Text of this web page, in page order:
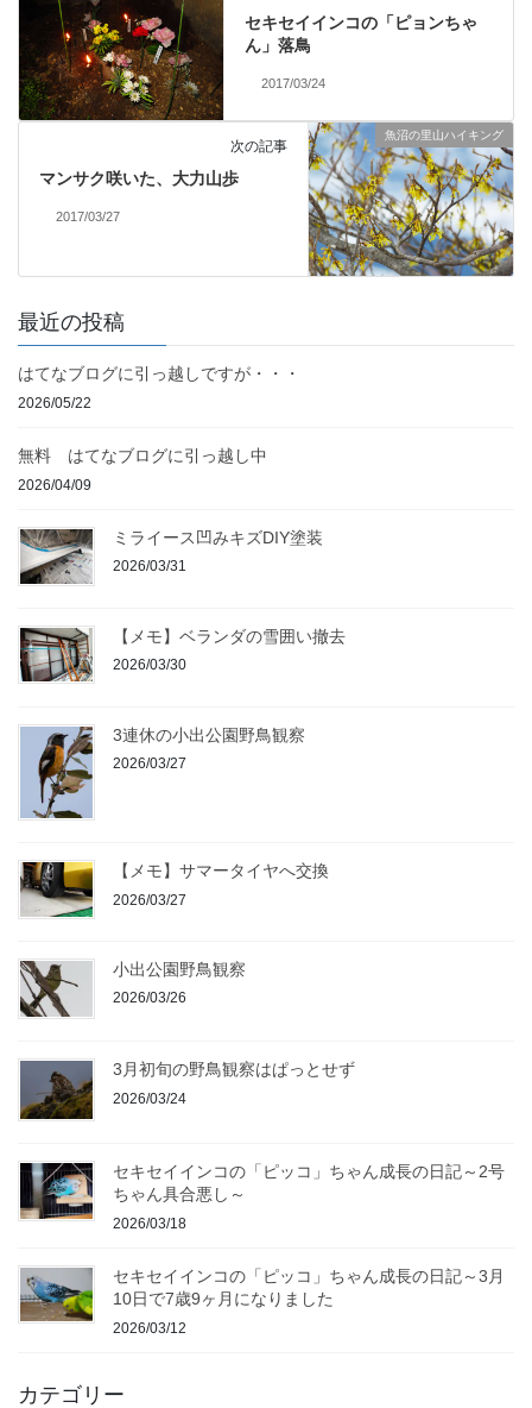
セキセイインコの「ピョンちゃ
ん」落鳥
2017/03/24
魚沼の里山ハイキング
次の記事
マンサク咲いた、大力山歩
2017/03/27
最近の投稿
はてなブログに引っ越しですが・・・
2026/05/22
無料 はてなブログに引っ越し中
2026/04/09
ミライース凹みキズDIY塗装
2026/03/31
【メモ】ベランダの雪囲い撤去
2026/03/30
3連休の小出公園野鳥観察
2026/03/27
【メモ】サマータイヤへ交換
2026/03/27
小出公園野鳥観察
2026/03/26
3月初旬の野鳥観察はぱっとせず
2026/03/24
セキセイインコの「ピッコ」ちゃん成長の日記～2号
ちゃん具合悪し～
2026/03/18
セキセイインコの「ピッコ」ちゃん成長の日記～3月
10日で7歳9ヶ月になりました
2026/03/12
カテゴリー